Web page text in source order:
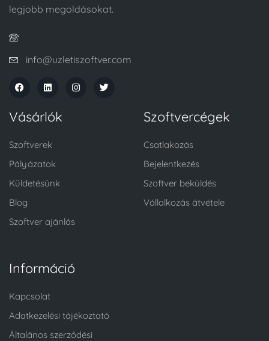
legjobb megoldásokat.
info@uzletiszoftver.com
Vásárlók
Szoftverek
Pályázatok
Küldetésünk
Blog
Szoftver ajánlás
Szoftvercégek
Csatlakozás
Bejelentkezés
Szoftver beküldés
Vállalkozás átvétele
Információ
Kapcsolat
Adatkezelési tájékoztató
Általános szerződési